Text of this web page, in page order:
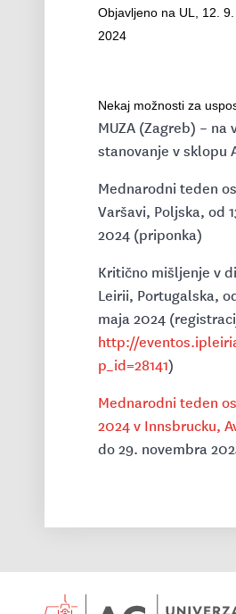
Objavljeno na UL, 12.
2024
Nekaj možnosti za
MUZA (Zagreb) – na
stanovanje v sklopu
Mednarodni teden
Varšavi, Poljska, od
2024 (priponka)
Kritično mišljenje v
Leirii, Portugalska,
maja 2024
http://
p_id=28141)
Mednarodni teden
2024 v Innsbrucku,
do 29. novembra